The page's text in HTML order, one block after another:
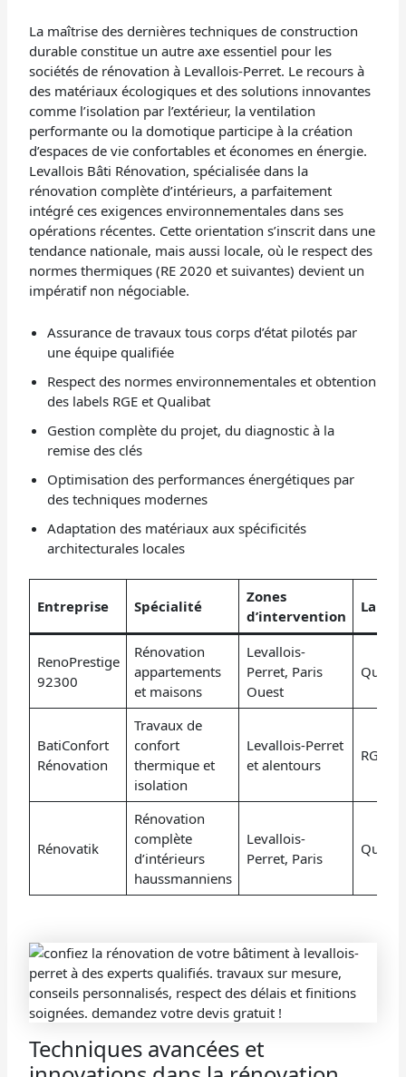
La maîtrise des dernières techniques de construction
durable constitue un autre axe essentiel pour les
sociétés de rénovation à Levallois-Perret. Le recours à
des matériaux écologiques et des solutions innovantes
comme l’isolation par l’extérieur, la ventilation
performante ou la domotique participe à la création
d’espaces de vie confortables et économes en énergie.
Levallois Bâti Rénovation, spécialisée dans la
rénovation complète d’intérieurs, a parfaitement
intégré ces exigences environnementales dans ses
opérations récentes. Cette orientation s’inscrit dans une
tendance nationale, mais aussi locale, où le respect des
normes thermiques (RE 2020 et suivantes) devient un
impératif non négociable.
Assurance de travaux tous corps d’état pilotés par
une équipe qualifiée
Respect des normes environnementales et obtention
des labels RGE et Qualibat
Gestion complète du projet, du diagnostic à la
remise des clés
Optimisation des performances énergétiques par
des techniques modernes
Adaptation des matériaux aux spécificités
architecturales locales
Entreprise Spécialité
Zones
d’intervention
RenoPrestige
92300
Rénovation
appartements
et maisons
Levallois-
Perret, Paris
Ouest
BatiConfort
Rénovation
Travaux de
confort
thermique et
isolation
Levallois-Perret
et alentours
RGE,
Rénovatik
Rénovation
complète
d’intérieurs
haussmanniens
Levallois-
Perret, Paris
Techniques avancées et